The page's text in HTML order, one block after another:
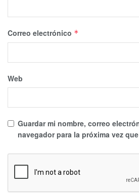
Correo electrónico *
Web
Guardar mi nombre, correo
navegador para la próxima vez